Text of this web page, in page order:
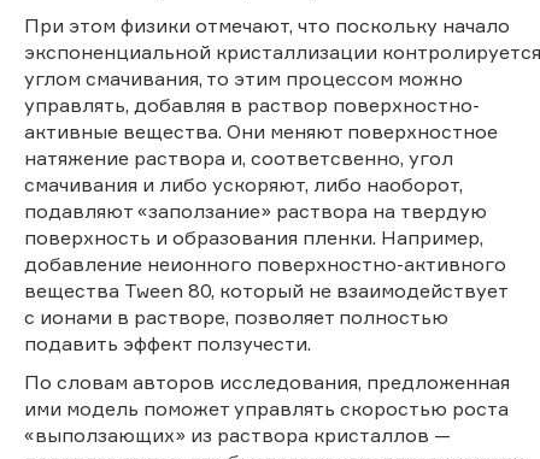
При этом физики отмечают, что поскольку начало
экспоненциальной кристаллизации контролируется
углом смачивания, то этим процессом можно
управлять, добавляя в раствор поверхностно-
активные вещества. Они меняют поверхностное
натяжение раствора и, соответсвенно, угол
смачивания и либо ускоряют, либо наоборот,
подавляют «заползание» раствора на твердую
поверхность и образования пленки. Например,
добавление неионного поверхностно-активного
вещества Tween 80, который не взаимодействует
с ионами в растворе, позволяет полностью
подавить эффект ползучести.
По словам авторов исследования, предложенная
ими модель поможет управлять скоростью роста
«выползающих» из раствора кристаллов —